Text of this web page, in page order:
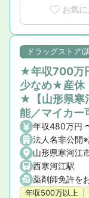
■≪充実の制度≫
日とワークライフ
業です。
お気に
ドラッグストア(
★年収700万
少なめ★産休
★【山形県寒
能／マイカ
年収480万円
法人名非公開
山形県寒河江
西寒河江駅
薬剤師免許を
年収500万以上